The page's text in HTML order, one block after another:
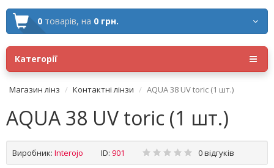
0 товарів, на 0 грн.
Категорії
Магазин лінз Контактні лінзи AQUA 38 UV toric (1 шт.)
AQUA 38 UV toric (1 шт.)
Виробник: Interojo ID: 901 0 відгуків